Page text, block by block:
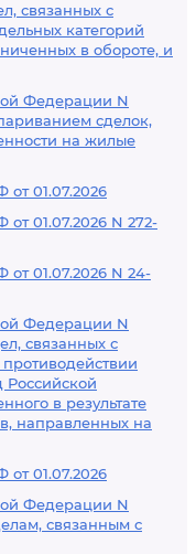
связанных с
категорий
в обороте, и
Федерации N
сделок,
на жилые
01.07.2026
01.07.2026 N 272-
01.07.2026 N 24-
Федерации N
связанных с
в результате
направленных на
01.07.2026
Федерации N
связанным с